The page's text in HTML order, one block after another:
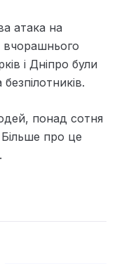
атака на
вчорашнього
і Дніпро були
понад сотня
про це